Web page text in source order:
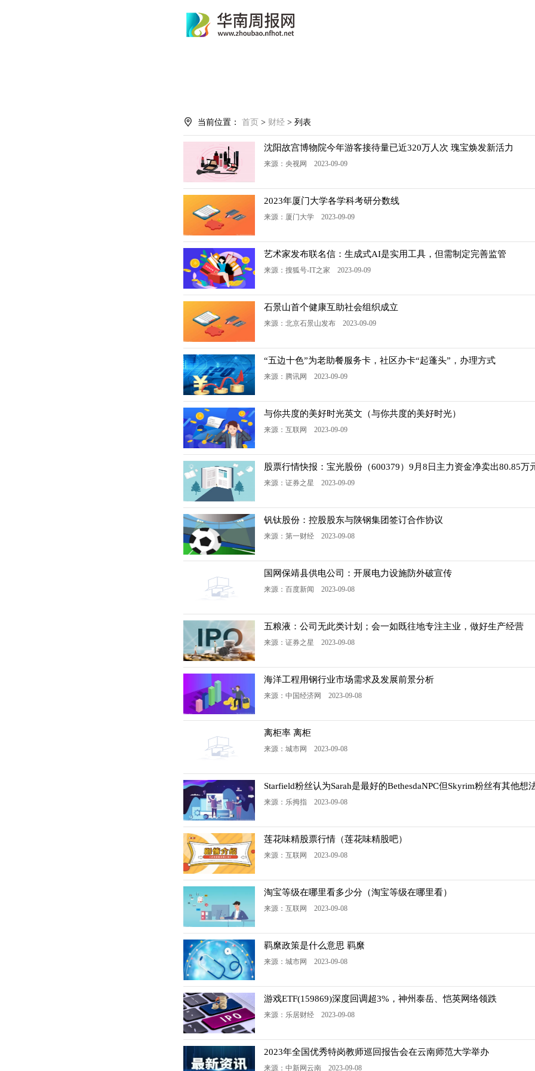
当前位置： 首页 > 财经 > 列表
沈阳故宫博物院今年游客接待量已近320万人次 瑰宝焕发新活力
来源：央视网 2023-09-09
2023年厦门大学各学科考研分数线
来源：厦门大学 2023-09-09
艺术家发布联名信：生成式AI是实用工具，但需制定完善监管
来源：搜狐号-IT之家 2023-09-09
石景山首个健康互助社会组织成立
来源：北京石景山发布 2023-09-09
“五边十色”为老助餐服务卡，社区办卡“起蓬头”，办理方式
来源：腾讯网 2023-09-09
与你共度的美好时光英文（与你共度的美好时光）
来源：互联网 2023-09-09
股票行情快报：宝光股份（600379）9月8日主力资金净卖出80.85万
来源：证券之星 2023-09-09
钒钛股份：控股股东与陕钢集团签订合作协议
来源：第一财经 2023-09-08
国网保靖县供电公司：开展电力设施防外破宣传
来源：百度新闻 2023-09-08
五粮液：公司无此类计划；会一如既往地专注主业，做好生产经营
来源：证券之星 2023-09-08
海洋工程用钢行业市场需求及发展前景分析
来源：中国经济网 2023-09-08
离柜率 离柜
来源：城市网 2023-09-08
Starfield粉丝认为Sarah是最好的BethesdaNPC但Skyrim粉丝有其他想
来源：乐拇指 2023-09-08
莲花味精股票行情（莲花味精股吧）
来源：互联网 2023-09-08
淘宝等级在哪里看多少分（淘宝等级在哪里看）
来源：互联网 2023-09-08
羁縻政策是什么意思 羁縻
来源：城市网 2023-09-08
游戏ETF(159869)深度回调超3%，神州泰岳、恺英网络领跌
来源：乐居财经 2023-09-08
2023年全国优秀特岗教师巡回报告会在云南师范大学举办
来源：中新网云南 2023-09-08